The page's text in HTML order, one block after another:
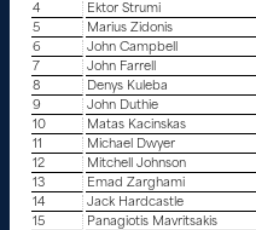
4
Ektor Strumi
5
Marius Zidonis
6
John Campbell
7
John Farrell
8
Denys Kuleba
9
John Duthie
10
Matas Kacinskas
11
Michael Dwyer
12
Mitchell Johnson
13
Emad Zarghami
14
Jack Hardcastle
15
Panagiotis Mavritsakis